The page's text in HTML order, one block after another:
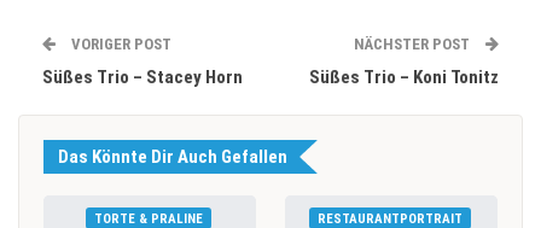
VORIGER POST
Süßes Trio – Stacey Horn
NÄCHSTER POST
Süßes Trio – Koni Tonitz
Das Könnte Dir Auch Gefallen
TORTE & PRALINE RESTAURANTPORTRAIT